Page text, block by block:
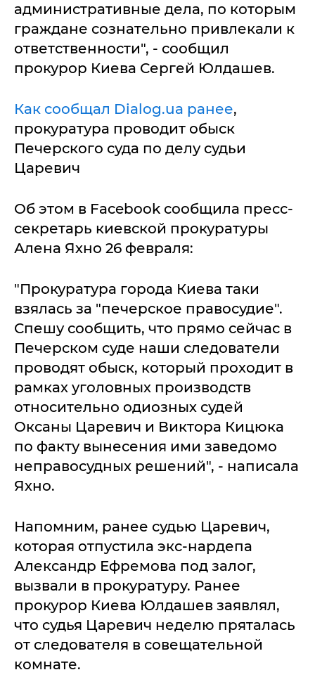
административные дела, по которым
граждане сознательно привлекали к
ответственности", - сообщил
прокурор Киева Сергей Юлдашев.
Как сообщал Dialog.ua ранее,
прокуратура проводит обыск
Печерского суда по делу судьи
Царевич
Об этом в Facebook сообщила пресс-
секретарь киевской прокуратуры
Алена Яхно 26 февраля:
"Прокуратура города Киева таки
взялась за "печерское правосудие".
Спешу сообщить, что прямо сейчас в
Печерском суде наши следователи
проводят обыск, который проходит в
рамках уголовных производств
относительно одиозных судей
Оксаны Царевич и Виктора Кицюка
по факту вынесения ими заведомо
неправосудных решений", - написала
Яхно.
Напомним, ранее судью Царевич,
которая отпустила экс-нардепа
Александр Ефремова под залог,
вызвали в прокуратуру. Ранее
прокурор Киева Юлдашев заявлял,
что судья Царевич неделю пряталась
от следователя в совещательной
комнате.